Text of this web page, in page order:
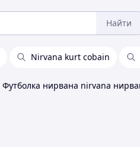
Найти
Nirvana kurt cobain